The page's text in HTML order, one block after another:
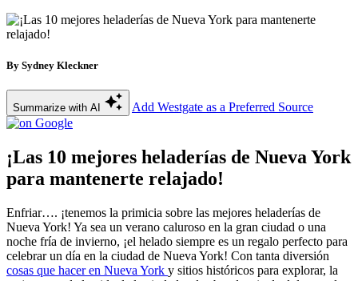
By Sydney Kleckner
Summarize with AI Add Westgate as a Preferred Source
¡Las 10 mejores heladerías de Nueva York
para mantenerte relajado!
Enfriar…. ¡tenemos la primicia sobre las mejores heladerías de
Nueva York! Ya sea un verano caluroso en la gran ciudad o una
noche fría de invierno, ¡el helado siempre es un regalo perfecto para
celebrar un día en la ciudad de Nueva York! Con tanta diversión
cosas que hacer en Nueva York y sitios históricos para explorar, la